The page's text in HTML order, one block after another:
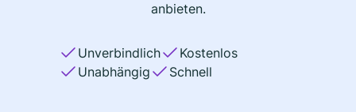
anbieten.
Unverbindlich
Kostenlos
Unabhängig
Schnell